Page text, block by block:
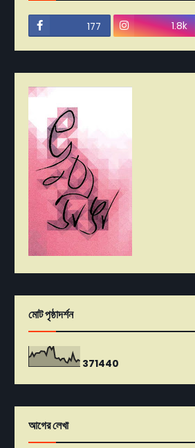
177 1.8k
মোট পৃষ্ঠাদর্শন
371440
আগের লেখা